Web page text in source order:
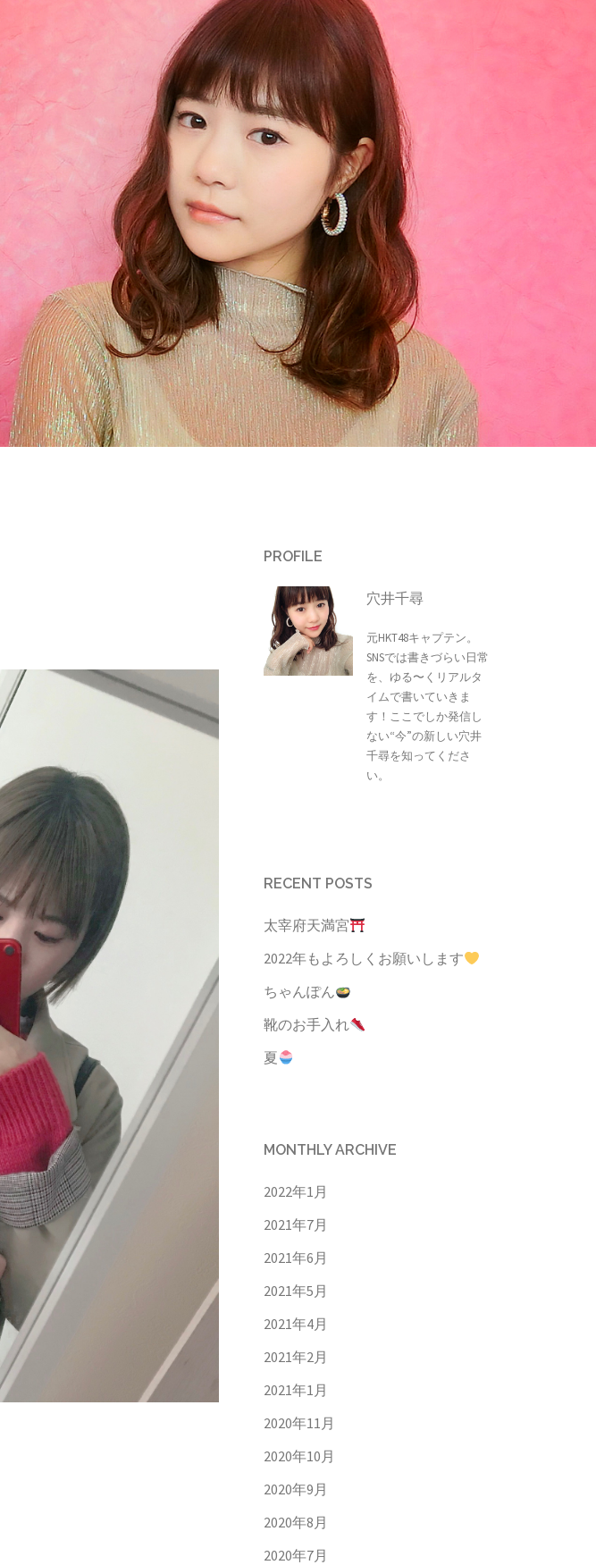
PROFILE
穴井千尋
元HKT48キャプテン。
SNSでは書きづらい日常
を、ゆる〜くリアルタ
イムで書いていきま
す！ここでしか発信し
ない“今”の新しい穴井
千尋を知ってくださ
い。
RECENT POSTS
太宰府天満宮
2022年もよろしくお願いします
ちゃんぽん
靴のお手入れ
夏
MONTHLY ARCHIVE
2022年1月
2021年7月
2021年6月
2021年5月
2021年4月
2021年2月
2021年1月
2020年11月
2020年10月
2020年9月
2020年8月
2020年7月